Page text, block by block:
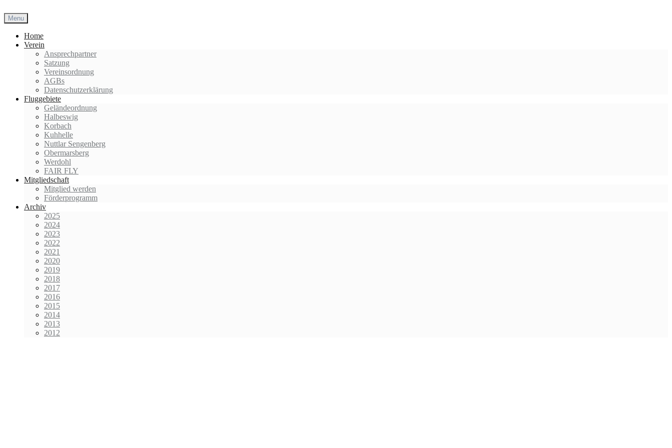
to
content
Menu
Home
Verein
Ansprechpartner
Satzung
Vereinsordnung
AGBs
Datenschutzerklärung
Fluggebiete
Geländeordnung
Halbeswig
Korbach
Kuhhelle
Nuttlar Sengenberg
Obermarsberg
Werdohl
FAIR FLY
Mitgliedschaft
Mitglied werden
Förderprogramm
Archiv
2025
2024
2023
2022
2021
2020
2019
2018
2017
2016
2015
2014
2013
2012